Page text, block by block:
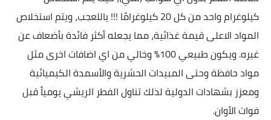
كيلوغرام واحد من كل 20 كيلوغرامًا !!! ياللعجب، ويتم استخلاص
المواد الاعلى قيمة غذائية، مما يجعله أكثر فائدة بأضعاف عن
غيره. ويكون طبيعي 100% وخالي من اي اضافات اخرى مثل
مواد حافظة وحتى المبيدات الحشرية والأسمدة الكيميائية
ومعزز بشهاداتالدولية لذلك تناول الفطر الريشي يومياً قبل
فوات الأوان.